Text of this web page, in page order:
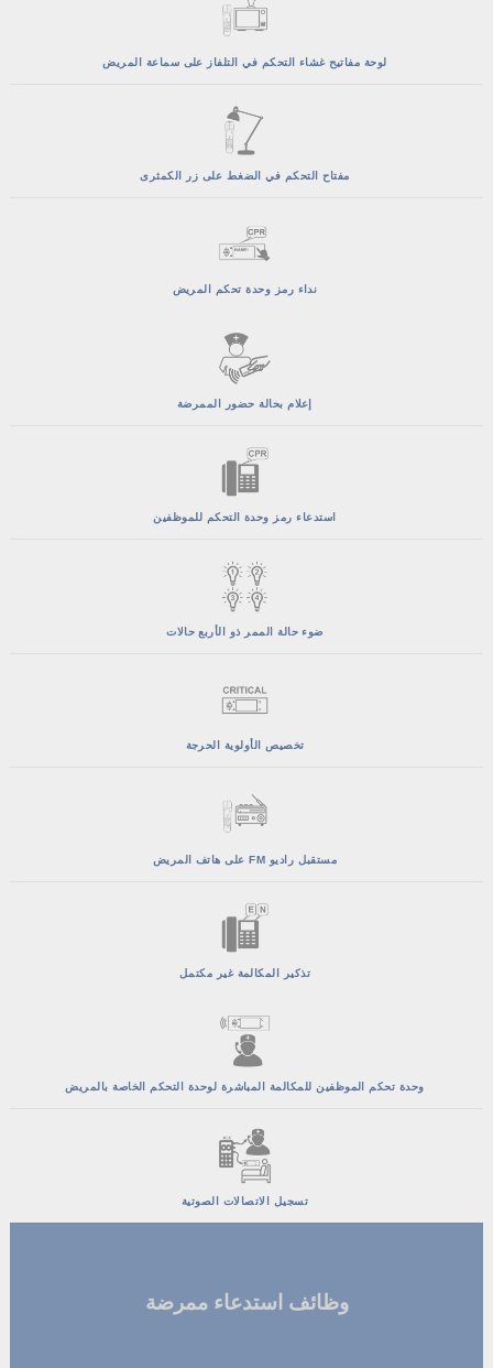
لوحة مفاتيح غشاء التحكم في التلفاز على سماعة المريض
مفتاح التحكم في الضغط على زر الكمثرى
نداء رمز وحدة تحكم المريض
إعلام بحالة حضور الممرضة
استدعاء رمز وحدة التحكم للموظفين
ضوء حالة الممر ذو الأربع حالات
تخصيص الأولوية الحرجة
مستقبل راديو FM على هاتف المريض
تذكير المكالمة غير مكتمل
وحدة تحكم الموظفين للمكالمة المباشرة لوحدة التحكم الخاصة بالمريض
تسجيل الاتصالات الصوتية
وظائف استدعاء ممرضة